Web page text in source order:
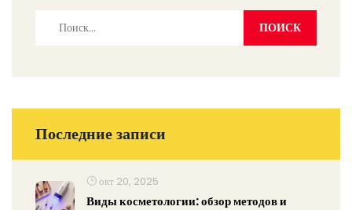
Последние записи
окт 20, 2025
Виды косметологии: обзор методов и